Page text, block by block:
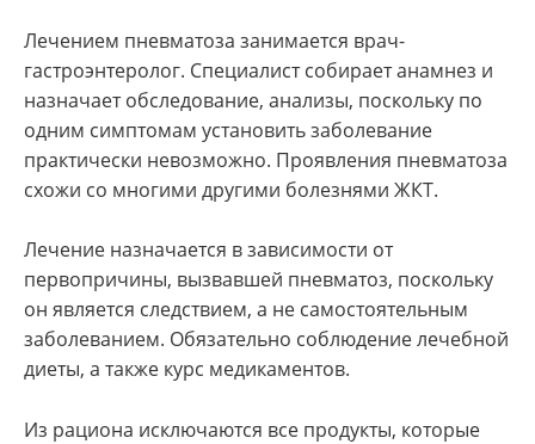
Лечением пневматоза занимается врач-
гастроэнтеролог. Специалист собирает анамнез и
назначает обследование, анализы, поскольку по
одним симптомам установить заболевание
практически невозможно. Проявления пневматоза
схожи со многими другими болезнями ЖКТ.
Лечение назначается в зависимости от
первопричины, вызвавшей пневматоз, поскольку
он является следствием, а не самостоятельным
заболеванием. Обязательно соблюдение лечебной
диеты, а также курс медикаментов.
Из рациона исключаются все продукты, которые